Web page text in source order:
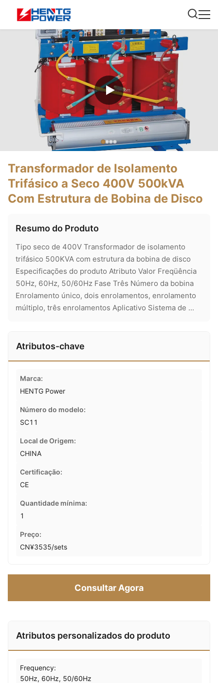
Transformador de Isolamento
Trifásico a Seco 400V 500kVA
Com Estrutura de Bobina de Disco
Resumo do Produto
Tipo seco de 400V Transformador de isolamento
trifásico 500KVA com estrutura da bobina de disco
Especificações do produto Atributo Valor Freqüência
50Hz, 60Hz, 50/60Hz Fase Três Número da bobina
Enrolamento único, dois enrolamentos, enrolamento
múltiplo, três enrolamentos Aplicativo Sistema de ...
Atributos-chave
Marca:
HENTG Power
Número do modelo:
SC11
Local de Origem:
CHINA
Certificação:
CE
Quantidade mínima:
1
Preço:
CN¥3535/sets
Consultar Agora
Atributos personalizados do produto
Frequency:
50Hz, 60Hz, 50/60Hz